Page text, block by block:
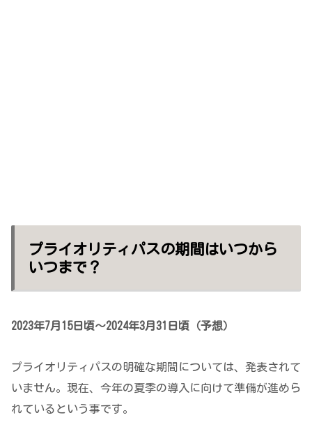
プライオリティパスの期間はいつから
いつまで？
2023年7月15日頃～2024年3月31日頃（予想）
プライオリティパスの明確な期間については、発表されて
いません。現在、今年の夏季の導入に向けて準備が進めら
れているという事です。